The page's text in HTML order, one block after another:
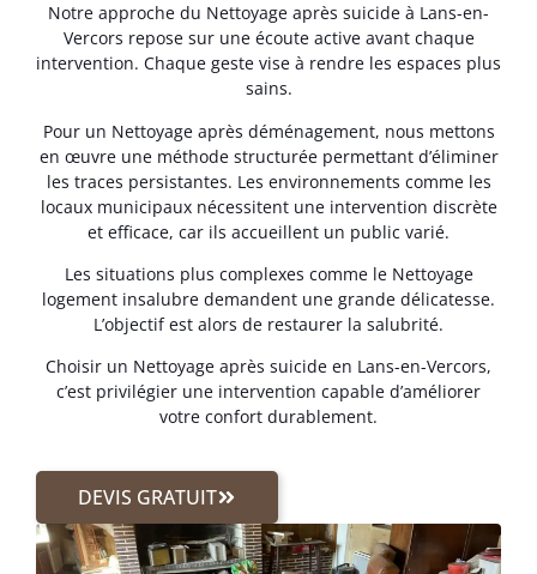
Notre approche du Nettoyage après suicide à Lans-en-
Vercors repose sur une écoute active avant chaque
intervention. Chaque geste vise à rendre les espaces plus
sains.
Pour un Nettoyage après déménagement, nous mettons
en œuvre une méthode structurée permettant d’éliminer
les traces persistantes. Les environnements comme les
locaux municipaux nécessitent une intervention discrète
et efficace, car ils accueillent un public varié.
Les situations plus complexes comme le Nettoyage
logement insalubre demandent une grande délicatesse.
L’objectif est alors de restaurer la salubrité.
Choisir un Nettoyage après suicide en Lans-en-Vercors,
c’est privilégier une intervention capable d’améliorer
votre confort durablement.
DEVIS GRATUIT